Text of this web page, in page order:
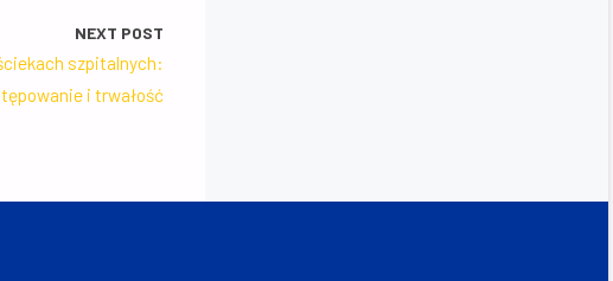
NEXT POST
szpitalnych:
i trwałość